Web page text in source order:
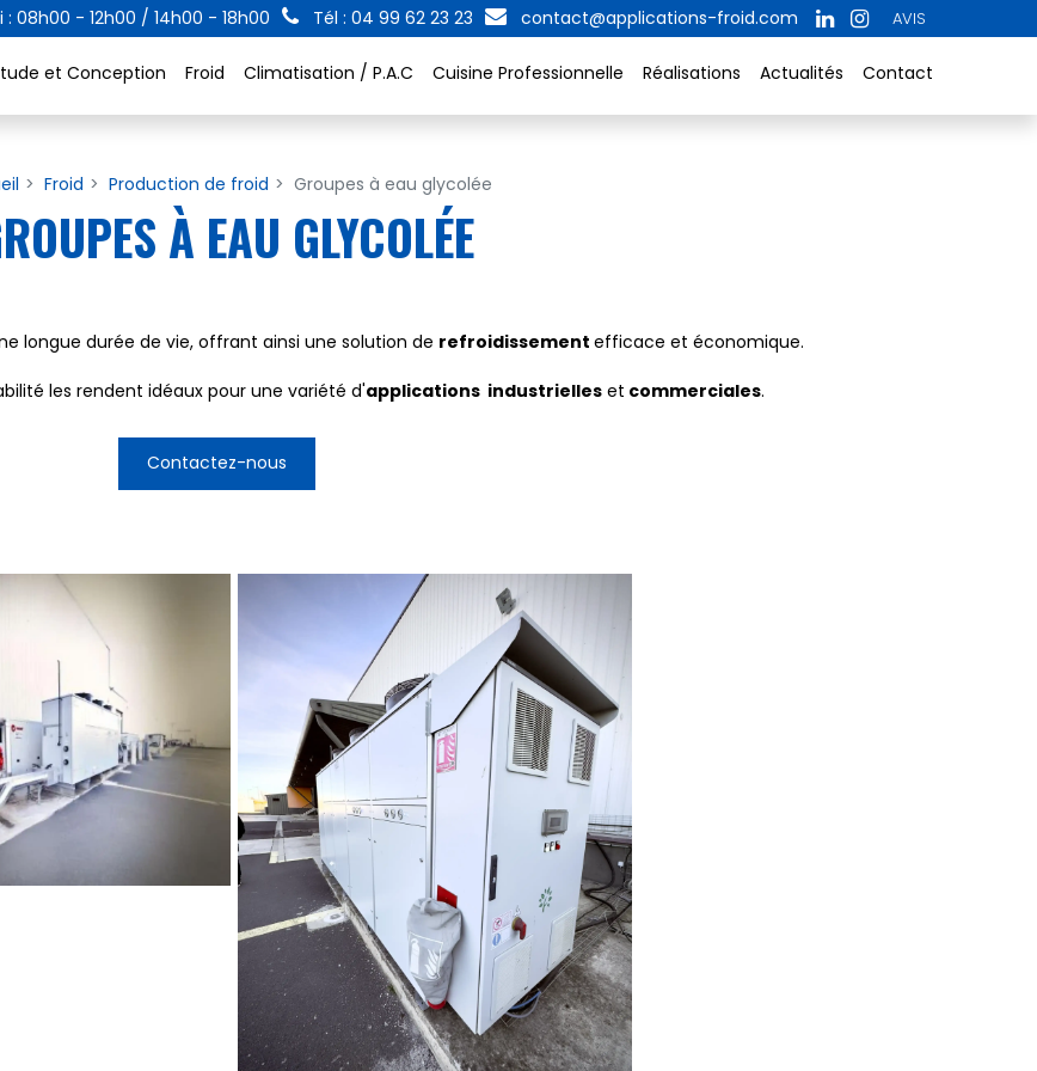
: 08h00 - 12h00 / 14h00 - 18h00 Tél : 04 99 62 23 23 contact@applications-froid.com AVIS
et Conception Froid Climatisation / P.A.C Cuisine Professionnelle Réalisations Actualités Contact
Froid Production de froid Groupes à eau glycolée
À EAU GLYCOLÉE
longue durée de vie, offrant ainsi une solution de refroidissement efficace et économique.
les rendent idéaux pour une variété d'applications industrielles et commerciales.
Contactez-nous